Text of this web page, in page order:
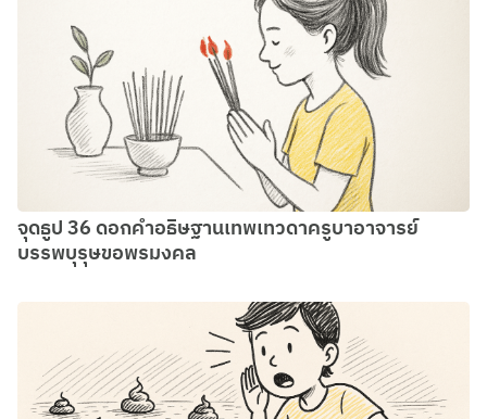
จุดธูป 36 ดอกคำอธิษฐานเทพเทวดาครูบาอาจารย์
บรรพบุรุษขอพรมงคล